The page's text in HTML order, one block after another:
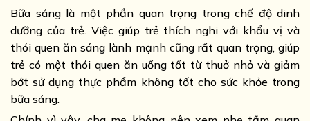
Bữa sáng là một phần quan trọng trong chế độ dinh
dưỡng của trẻ. Việc giúp trẻ thích nghi với khẩu vị và
thói quen ăn sáng lành mạnh cũng rất quan trọng, giúp
trẻ có một thói quen ăn uống tốt từ thuở nhỏ và giảm
bớt sử dụng thực phẩm không tốt cho sức khỏe trong
bữa sáng.